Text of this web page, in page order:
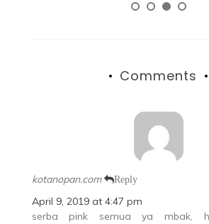
Comments
kotanopan.com Reply
April 9, 2019 at 4:47 pm
serba pink semua ya mbak,